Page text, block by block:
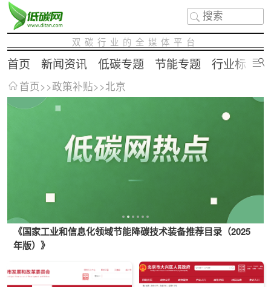
双碳行业的全媒体平台
首页 新闻资讯 低碳专题 节能专题 行业标准
首页>>政策补贴>>北京
《国家工业和信息化领域节能降碳技术装备推荐目录（2025
年版）》